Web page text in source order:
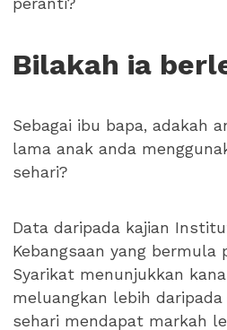
Bilakah ia
Sebagai ibu bapa, adakah
lama anak anda
sehari?
Data daripada kajian
Kebangsaan yang bermula
Syarikat menunjukkan
meluangkan lebih
sehari mendapat markah